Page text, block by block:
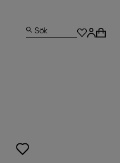
Sök